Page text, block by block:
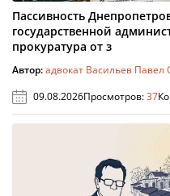
Пассивность
государственной
прокуратура от з
Автор:адвокат Васильев Павел
09.08.2026Просмотров:37